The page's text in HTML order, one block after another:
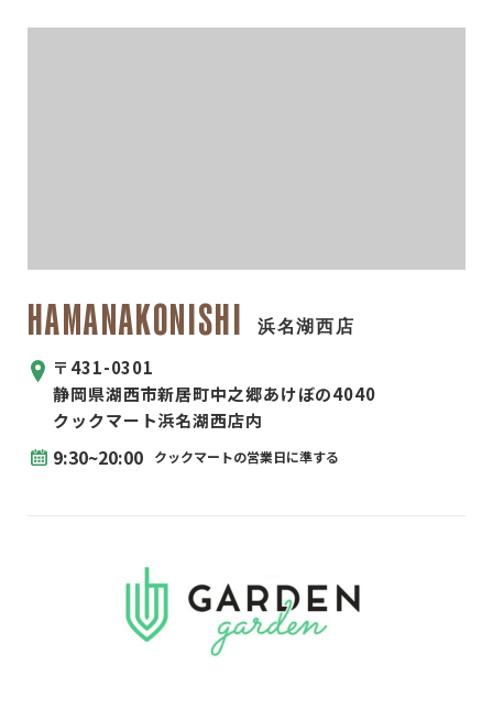
HAMANAKONISHI 浜名湖西店
〒431-0301
静岡県湖西市新居町中之郷あけぼの4040
クックマート浜名湖西店内
9:30~20:00 クックマートの営業日に準する